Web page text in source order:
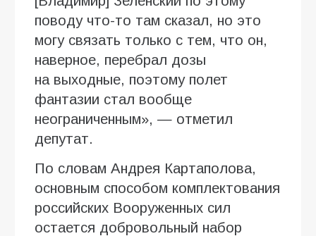
поводу что-то там сказал, но это
могу связать только с тем, что он,
наверное, перебрал дозы
на выходные, поэтому полет
фантазии стал вообще
неограниченным», — отметил
депутат.
По словам Андрея Картаполова,
основным способом комплектования
российских Вооруженных сил
остается добровольный набор